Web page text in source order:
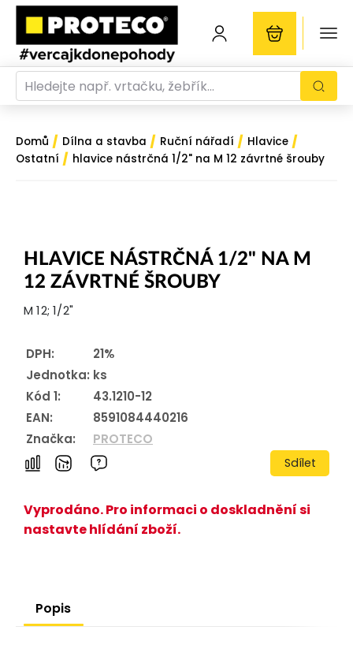
Domů / Dílna a stavba / Ruční nářadí / Hlavice /
Ostatní / hlavice nástrčná 1/2" na M 12 závrtné šrouby
HLAVICE NÁSTRČNÁ 1/2" NA M
12 ZÁVRTNÉ ŠROUBY
M 12; 1/2"
DPH:
21%
Jednotka: ks
Kód 1:
43.1210-12
EAN:
8591084440216
Značka:
PROTECO
Sdílet
Vyprodáno. Pro informaci o doskladnění si
nastavte hlídání zboží.
Popis